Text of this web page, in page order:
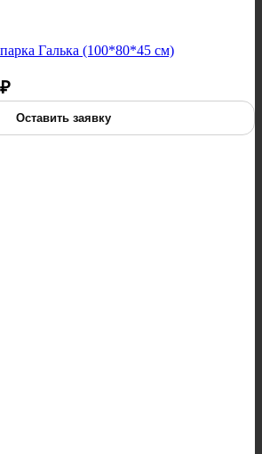
Галька (100*80*45 см)
₽ ₽ – 160 900 ₽
Оставить заявку